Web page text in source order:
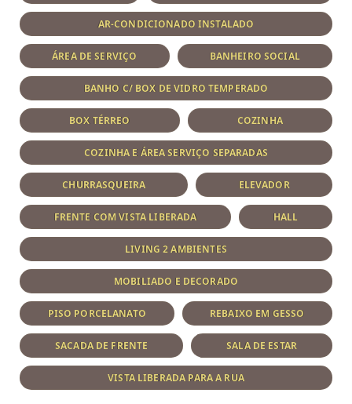
AR-CONDICIONADO INSTALADO
ÁREA DE SERVIÇO BANHEIRO SOCIAL
BANHO C/ BOX DE VIDRO TEMPERADO
BOX TÉRREO COZINHA
COZINHA E ÁREA SERVIÇO SEPARADAS
CHURRASQUEIRA ELEVADOR
FRENTE COM VISTA LIBERADA HALL
LIVING 2 AMBIENTES
MOBILIADO E DECORADO
PISO PORCELANATO REBAIXO EM GESSO
SACADA DE FRENTE SALA DE ESTAR
VISTA LIBERADA PARA A RUA